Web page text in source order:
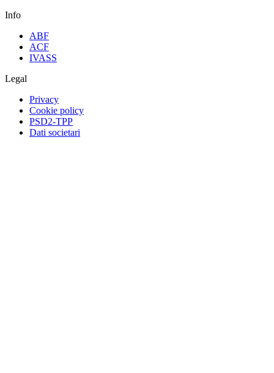
Info
ABF
ACF
IVASS
Legal
Privacy
Cookie policy
PSD2-TPP
Dati societari